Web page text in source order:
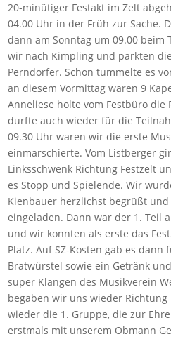
20-minütiger Festakt im Zelt
04.00 Uhr in der Früh zur Sache.
dann am Sonntag um 09.00
wir nach Kimpling und parkten
Perndorfer. Schon tummelte es
an diesem Vormittag waren 9
Anneliese holte vom Festbüro die
durfte auch wieder für die
09.30 Uhr waren wir die erste
einmarschierte. Vom Listberger
Linksschwenk Richtung Festzelt
es Stopp und Spielende. Wir
Kienbauer herzlichst begrüßt und
eingeladen. Dann war der 1. Teil
und wir konnten als erste das
Platz. Auf SZ-Kosten gab es dann
Bratwürstel sowie ein Getränk
super Klängen des Musikverein
begaben wir uns wieder
wieder die 1. Gruppe, die zur
erstmals mit unserem Obmann